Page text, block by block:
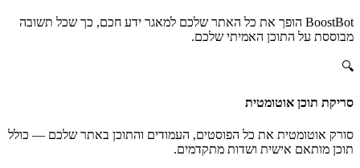
BoostBot הופך את כל האתר שלכם למאגר ידע חכם, כך שכל תשובה
מבוססת על התוכן האמיתי שלכם.
🔍
סריקת תוכן אוטומטית
סורק אוטומטית את כל הפוסטים, העמודים והתוכן באתר שלכם — כולל
תוכן מותאם אישית ושדות מתקדמים.